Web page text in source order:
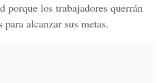
porque los trabajadores querrán
alcanzar sus metas.